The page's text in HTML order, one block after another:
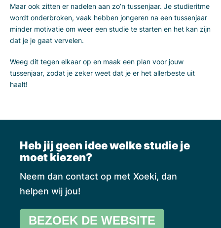
Maar ook zitten er nadelen aan zo’n tussenjaar. Je studieritme
wordt onderbroken, vaak hebben jongeren na een tussenjaar
minder motivatie om weer een studie te starten en het kan zijn
dat je je gaat vervelen.
Weeg dit tegen elkaar op en maak een plan voor jouw
tussenjaar, zodat je zeker weet dat je er het allerbeste uit
haalt!
Heb jij geen idee welke studie je
moet kiezen?
Neem dan contact op met Xoeki, dan
helpen wij jou!
BEZOEK DE WEBSITE